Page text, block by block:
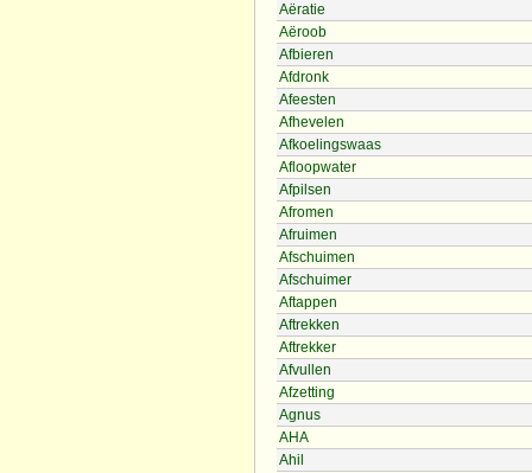
Aëratie
Aëroob
Afbieren
Afdronk
Afeesten
Afhevelen
Afkoelingswaas
Afloopwater
Afpilsen
Afromen
Afruimen
Afschuimen
Afschuimer
Aftappen
Aftrekken
Aftrekker
Afvullen
Afzetting
Agnus
AHA
Ahil